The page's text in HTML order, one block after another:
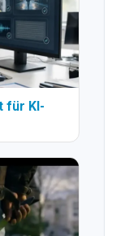
für KI-